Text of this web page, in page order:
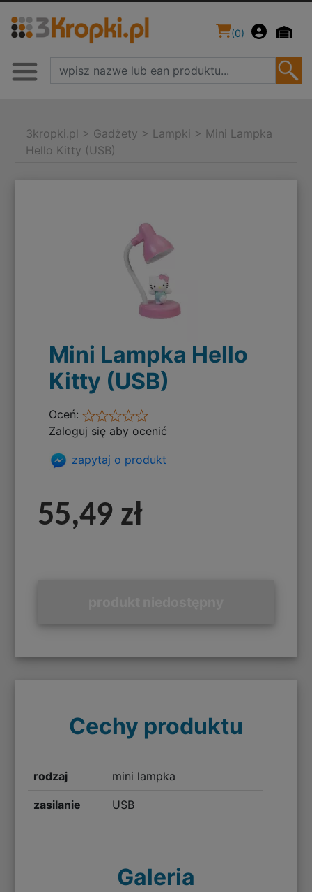
(0)
3kropki.pl > Gadżety > Lampki > Mini Lampka
Hello Kitty (USB)
Mini Lampka Hello
Kitty (USB)
Oceń:
Zaloguj się aby ocenić
zapytaj o produkt
55,49 zł
Cechy produktu
rodzaj mini lampka
zasilanie USB
Galeria